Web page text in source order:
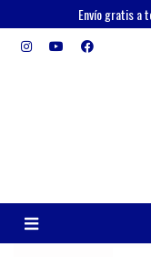
Envío gratis a